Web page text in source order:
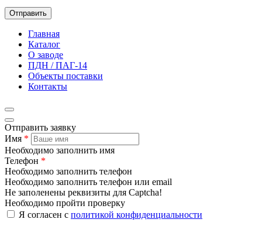
Отправить
Главная
Каталог
О заводе
ПДН / ПАГ-14
Объекты поставки
Контакты
Отправить заявку
Имя *
Необходимо заполнить имя
Телефон *
Необходимо заполнить телефон
Необходимо заполнить телефон или email
Не заполенены реквизиты для Captcha!
Необходимо пройти проверку
Я согласен с политикой конфиденциальности